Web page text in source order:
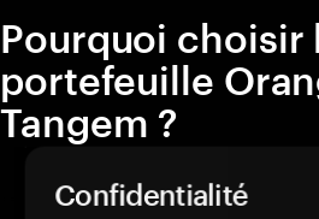
Pourquoi choisir
portefeuille
Tangem ?
Confidentialité